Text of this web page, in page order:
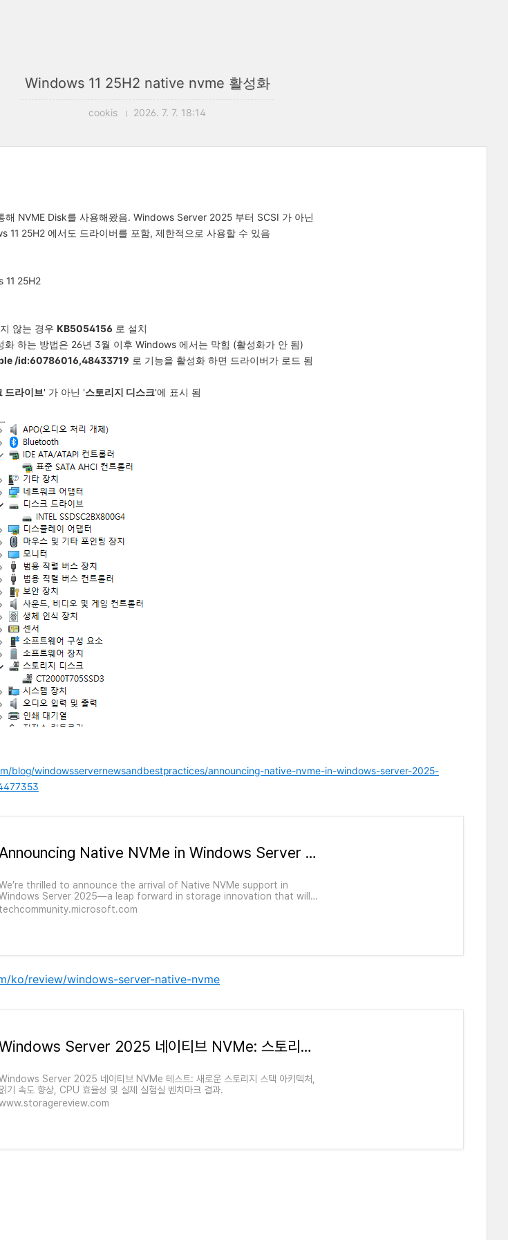
Windows 11 25H2 native nvme 활성화
cookis 2026. 7. 7. 18:14
해 NVME Disk를 사용해왔음. Windows Server 2025 부터 SCSI 가 아닌
11 25H2 에서도 드라이버를 포함, 제한적으로 사용할 수 있음
11 25H2
않는 경우 KB5054156 로 설치
하는 방법은 26년 3월 이후 Windows 에서는 막힘 (활성화가 안 됨)
/id:60786016,48433719 로 기능을 활성화 하면 드라이버가 로드 됨
드라이브' 가 아닌 '스토리지 디스크'에 표시 됨
blog/windowsservernewsandbestpractices/announcing-native-nvme-in-windows-server-2025-
Announcing Native NVMe in Windows Server 2025: Ushering in a New Era of Storage Performance | Microsoft Community Hub
thrilled to announce the arrival of Native NVMe support in
Server 2025—a leap forward in storage innovation that will
redefine what’s possible...
techcommunity.microsoft.com
ko/review/windows-server-native-nvme
Windows Server 2025 네이티브 NVMe: 스토리지 스택 개편 및 벤치마크 결과
Server 2025 네이티브 NVMe 테스트: 새로운 스토리지 스택 아키텍처,
읽기 속도 향상, CPU 효율성 및 실제 실험실 벤치마크 결과.